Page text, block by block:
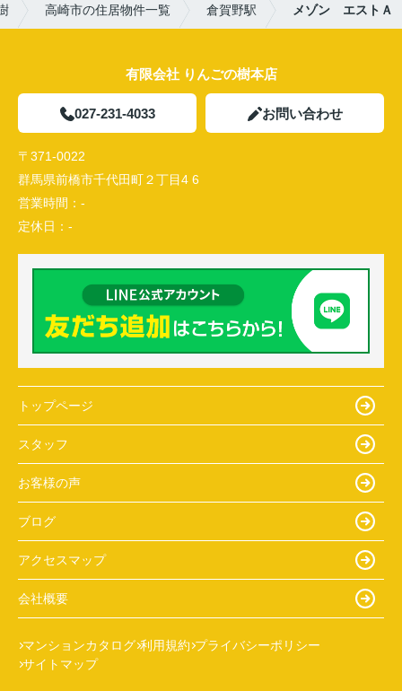
高崎市の住居物件一覧 倉賀野駅 メゾン エストＡ
有限会社 りんごの樹本店
027-231-4033 お問い合わせ
〒371-0022
群馬県前橋市千代田町２丁目4 6
営業時間： -
定休日： -
トップページ
スタッフ
お客様の声
ブログ
アクセスマップ
会社概要
マンションカタログ 利用規約 プライバシーポリシー
サイトマップ